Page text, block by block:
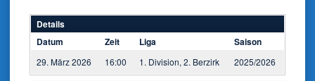
Details
Datum
Zeit Liga Saison
29. März 2026 16:00 1. Division, 2. Berzirk 2025/2026